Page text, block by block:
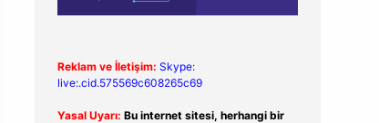
Reklam ve İletişim: Skype:
live:.cid.575569c608265c69
Yasal Uyarı: Bu internet sitesi, herhangi bir